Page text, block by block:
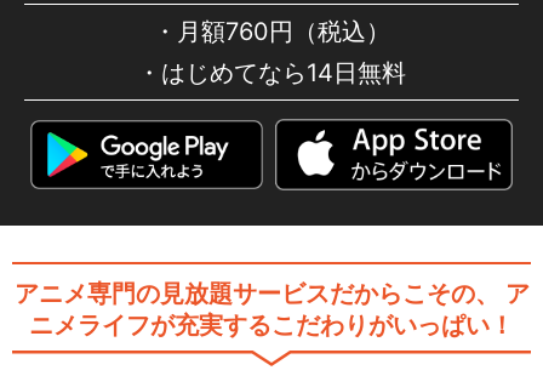
舞台『弱虫ペダル』
ence！
月額760円（税込）
はじめてなら14日無料
アニメ専門の見放題サービスだからこその、
ア
ニメライフが充実するこだわりがいっぱい！